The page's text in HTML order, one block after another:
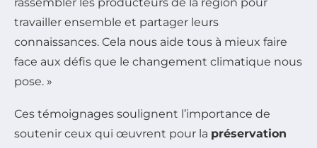
travailler ensemble et partager leurs
connaissances. Cela nous aide tous à mieux faire
face aux défis que le changement climatique nous
pose. »
Ces témoignages soulignent l’importance de
soutenir ceux qui œuvrent pour la préservation